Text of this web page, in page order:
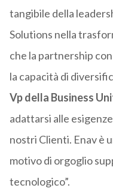
tangibile della
Solutions nella
che la partnership
la capacità di
Vp della Business
adattarsi alle
nostri Clienti. Enav è
motivo di orgoglio
tecnologico”.